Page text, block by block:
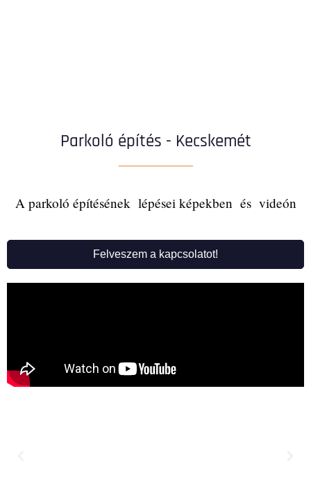
Parkoló építés - Kecskemét
A parkoló építésének lépései képekben és videón
Felveszem a kapcsolatot!